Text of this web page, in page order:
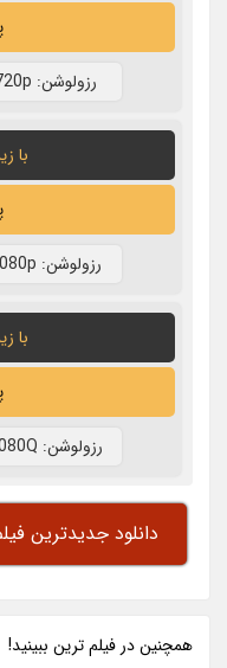
رزولوشن: 720p
با
رزولوشن: 1080p
با
رزولوشن: 1080Q
دانلود جدیدترین
همچنين در فيلم ترين ببينيد!